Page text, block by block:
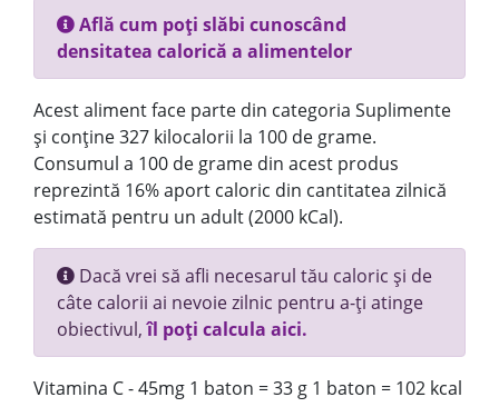
Află cum poți slăbi cunoscând
densitatea calorică a alimentelor
Acest aliment face parte din categoria Suplimente
și conține 327 kilocalorii la 100 de grame.
Consumul a 100 de grame din acest produs
reprezintă 16% aport caloric din cantitatea zilnică
estimată pentru un adult (2000 kCal).
Dacă vrei să afli necesarul tău caloric și de
câte calorii ai nevoie zilnic pentru a-ți atinge
obiectivul,îl poți calcula aici.
Vitamina C - 45mg 1 baton = 33 g 1 baton = 102 kcal